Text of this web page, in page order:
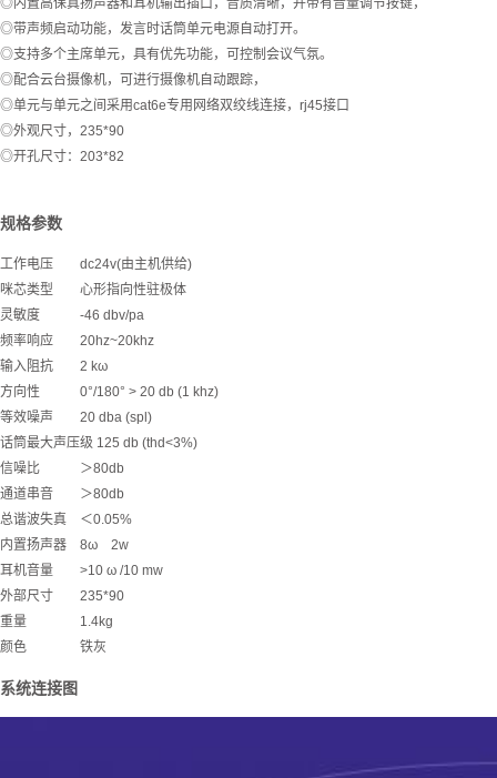
◎内置高保真扬声器和耳机输出插口，音质清晰，并带有音量调节按键，
◎带声频启动功能，发言时话筒单元电源自动打开。
◎支持多个主席单元，具有优先功能，可控制会议气氛。
◎配合云台摄像机，可进行摄像机自动跟踪，
◎单元与单元之间采用cat6e专用网络双绞线连接，rj45接口
◎外观尺寸，235*90
◎开孔尺寸：203*82
规格参数
工作电压 dc24v(由主机供给)
咪芯类型 心形指向性驻极体
灵敏度 -46 dbv/pa
频率响应 20hz~20khz
输入阻抗 2 kω
方向性 0°/180° > 20 db (1 khz)
等效噪声 20 dba (spl)
话筒最大声压级 125 db (thd<3%)
信噪比 ＞80db
通道串音 ＞80db
总谐波失真 ＜0.05%
内置扬声器 8ω 2w
耳机音量 >10 ω /10 mw
外部尺寸 235*90
重量 1.4kg
颜色 铁灰
系统连接图